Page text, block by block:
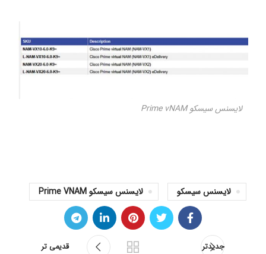
لایسنس سیسکو Prime vNAM
لایسنس سیسکو لایسنس سیسکو Prime VNAM
جدیدتر قدیمی تر